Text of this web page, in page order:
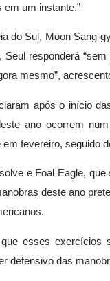
um instante.”
do Sul, Moon Sang-
responderá
mesmo”,
após o início
ano ocorrem
em fevereiro, seguido
e Foal Eagle,
deste ano
esses
defensivo das